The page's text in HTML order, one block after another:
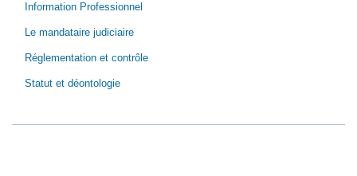
Information Professionnel
Le mandataire judiciaire
Réglementation et contrôle
Statut et déontologie